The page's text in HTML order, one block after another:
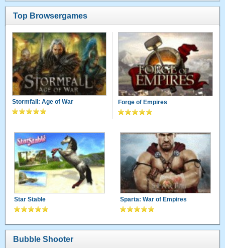
Top Browsergames
Stormfall: Age of War Forge of Empires
Star Stable Sparta: War of Empires
Bubble Shooter